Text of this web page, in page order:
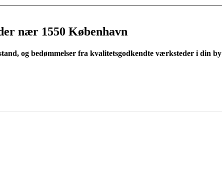
nær 1550 København
og bedømmelser fra kvalitetsgodkendte værksteder i din by